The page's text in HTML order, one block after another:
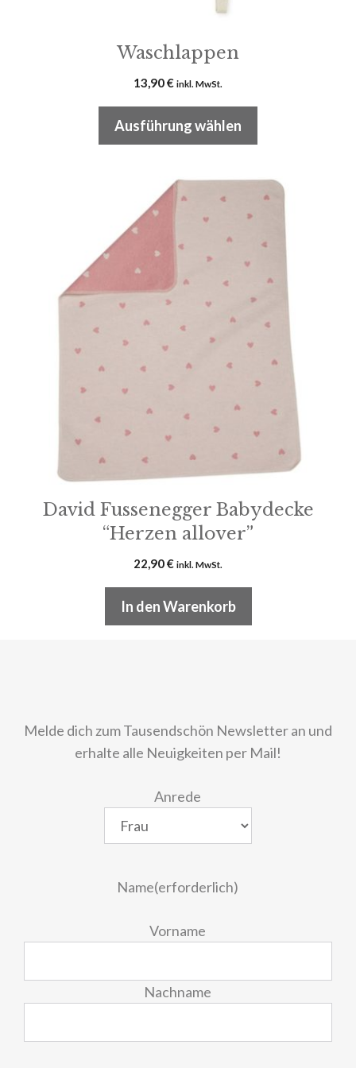
Waschlappen
13,90€ inkl. MwSt.
Ausführung wählen
David Fussenegger Babydecke
“Herzen allover”
22,90€ inkl. MwSt.
In den Warenkorb
Melde dich zum Tausendschön Newsletter an und
erhalte alle Neuigkeiten per Mail!
Anrede
Name(erforderlich)
Vorname
Nachname